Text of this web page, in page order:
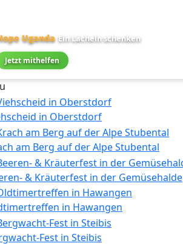
Uganda Ein Lächeln schenken
Jetzt mithelfen
in Oberstdorf
am Berg auf der Alpe Stubental
& Kräuterfest in der Gemüsehalde
in Hawangen
Fest in Steibis